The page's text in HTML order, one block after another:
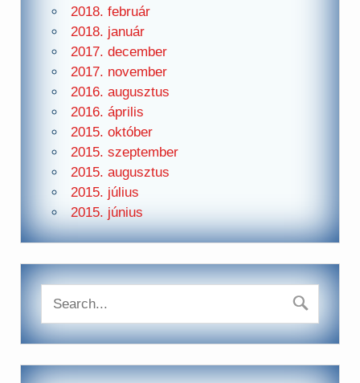
2018. február
2018. január
2017. december
2017. november
2016. augusztus
2016. április
2015. október
2015. szeptember
2015. augusztus
2015. július
2015. június